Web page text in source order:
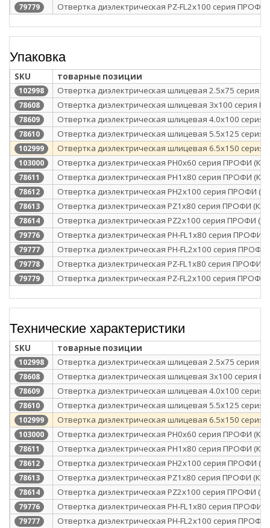
79779 Отвертка диэлектрическая PZ-FL2х100 серия ПРОФИ
Упаковка
SKU товарные позиции
102998 Отвертка диэлектрическая шлицевая 2.5х75 серия
78608 Отвертка диэлектрическая шлицевая 3х100 серия
78609 Отвертка диэлектрическая шлицевая 4.0х100 серия
78610 Отвертка диэлектрическая шлицевая 5.5х125 серия
102999 Отвертка диэлектрическая шлицевая 6.5х150 серия
103000 Отвертка диэлектрическая PH0x60 серия ПРОФИ
78611 Отвертка диэлектрическая PH1x80 серия ПРОФИ
78612 Отвертка диэлектрическая PH2x100 серия ПРОФИ
78613 Отвертка диэлектрическая PZ1x80 серия ПРОФИ
78614 Отвертка диэлектрическая PZ2x100 серия ПРОФИ
79776 Отвертка диэлектрическая PH-FL1х80 серия ПРОФИ
79777 Отвертка диэлектрическая PH-FL2х100 серия ПРОФИ
79778 Отвертка диэлектрическая PZ-FL1х80 серия ПРОФИ
79779 Отвертка диэлектрическая PZ-FL2х100 серия ПРОФИ
Технические характеристики
SKU товарные позиции
102998 Отвертка диэлектрическая шлицевая 2.5х75 серия
78608 Отвертка диэлектрическая шлицевая 3х100 серия
78609 Отвертка диэлектрическая шлицевая 4.0х100 серия
78610 Отвертка диэлектрическая шлицевая 5.5х125 серия
102999 Отвертка диэлектрическая шлицевая 6.5х150 серия
103000 Отвертка диэлектрическая PH0x60 серия ПРОФИ
78611 Отвертка диэлектрическая PH1x80 серия ПРОФИ
78612 Отвертка диэлектрическая PH2x100 серия ПРОФИ
78613 Отвертка диэлектрическая PZ1x80 серия ПРОФИ
78614 Отвертка диэлектрическая PZ2x100 серия ПРОФИ
79776 Отвертка диэлектрическая PH-FL1х80 серия ПРОФИ
79777 Отвертка диэлектрическая PH-FL2х100 серия ПРОФИ